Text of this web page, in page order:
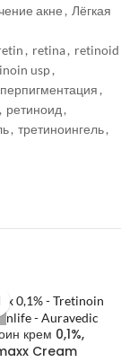
акне, Лёгкая
, retina, retinoid
usp,
,
, ретиноид,
, третиноингель,
крем 0,1%,
Cream